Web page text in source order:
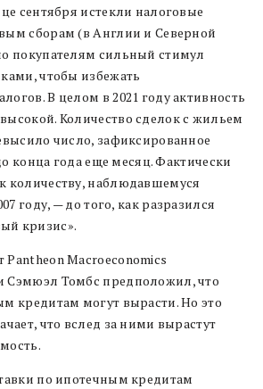
сентября истекли налоговые
сборам (в Англии и Северной
покупателям сильный стимул
чтобы избежать
В целом в 2021 году активность
Количество сделок с жильем
число, зафиксированное
конца года еще месяц. Фактически
количеству, наблюдавшемуся
году, — до того, как разразился
кризис».
Macroeconomics
Сэмюэл Томбс предположил, что
кредитам могут вырасти. Но это
что вслед за ними вырастут
по ипотечным кредитам